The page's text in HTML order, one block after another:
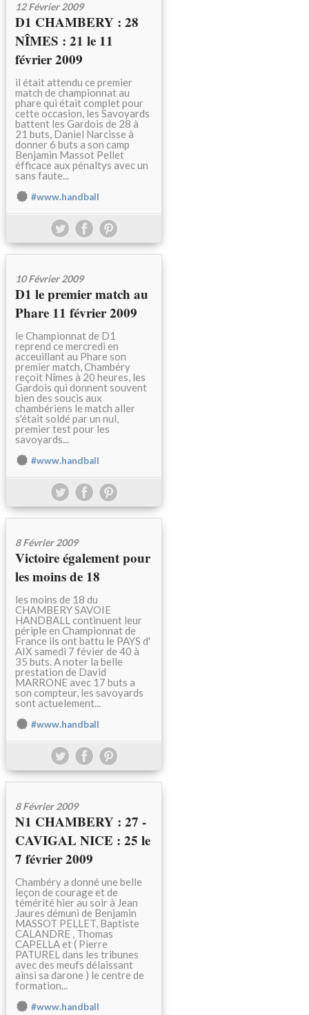
12 Février 2009
D1 CHAMBERY : 28
NÎMES : 21 le 11
février 2009
il était attendu ce premier
match de championnat au
phare qui était complet pour
cette occasion, les Savoyards
battent les Gardois de 28 à
21 buts, Daniel Narcisse à
donner 6 buts a son camp
Benjamin Massot Pellet
éfficace aux pénaltys avec un
sans faute...
#www.handball
10 Février 2009
D1 le premier match au
Phare 11 février 2009
le Championnat de D1
reprend ce mercredi en
acceuillant au Phare son
premier match, Chambéry
reçoit Nîmes à 20 heures, les
Gardois qui donnent souvent
bien des soucis aux
chambériens le match aller
s'était soldé par un nul,
premier test pour les
savoyards...
#www.handball
8 Février 2009
Victoire également pour
les moins de 18
les moins de 18 du
CHAMBERY SAVOIE
HANDBALL continuent leur
périple en Championnat de
France ils ont battu le PAYS d'
AIX samedi 7 févier de 40 à
35 buts. A noter la belle
prestation de David
MARRONE avec 17 buts a
son compteur, les savoyards
sont actuelement...
#www.handball
8 Février 2009
N1 CHAMBERY : 27 -
CAVIGAL NICE : 25 le
7 février 2009
Chambéry a donné une belle
leçon de courage et de
témérité hier au soir à Jean
Jaures démuni de Benjamin
MASSOT PELLET, Baptiste
CALANDRE , Thomas
CAPELLA et ( Pierre
PATUREL dans les tribunes
avec des meufs délaissant
ainsi sa darone ) le centre de
formation...
#www.handball